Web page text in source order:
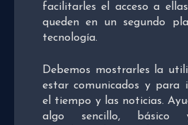
facilitarles el acceso a
queden en un segundo
tecnología.
Debemos mostrarles la
estar comunicados y para
el tiempo y las noticias.
algo sencillo,